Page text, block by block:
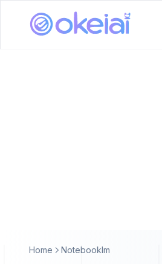
Home Notebooklm